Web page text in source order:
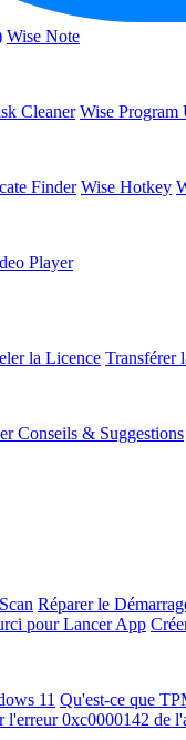
Wise Note
Cleaner Wise Program
Finder Wise Hotkey
Player
la Licence Transférer
Conseils & Suggestions
Réparer le
pour Lancer App
11 Qu'est-ce que
l'erreur 0xc0000142 de